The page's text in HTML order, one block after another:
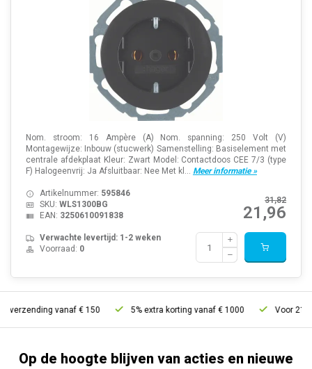
Nom. stroom: 16 Ampère (A) Nom. spanning: 250 Volt (V)
Montagewijze: Inbouw (stucwerk) Samenstelling: Basiselement met
centrale afdekplaat Kleur: Zwart Model: Contactdoos CEE 7/3 (type
F) Halogeenvrij: Ja Afsluitbaar: Nee Met kl... Meer informatie »
31,82
21,96
Artikelnummer: 595846
SKU: WLS1300BG
EAN: 3250610091838
Verwachte levertijd: 1-2 weken
Voorraad: 0
vanaf € 150 5% extra korting vanaf € 1000 Voor 21u
Op de hoogte blijven van acties en nieuwe